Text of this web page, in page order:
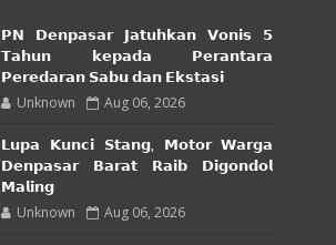
𝗣𝗡 𝗗𝗲𝗻𝗽𝗮𝘀𝗮𝗿 𝗝𝗮𝘁𝘂𝗵𝗸𝗮𝗻 𝗩𝗼𝗻𝗶𝘀 𝟱
𝗧𝗮𝗵𝘂𝗻 𝗸𝗲𝗽𝗮𝗱𝗮 𝗣𝗲𝗿𝗮𝗻𝘁𝗮𝗿𝗮
𝗣𝗲𝗿𝗲𝗱𝗮𝗿𝗮𝗻 𝗦𝗮𝗯𝘂 𝗱𝗮𝗻 𝗘𝗸𝘀𝘁𝗮𝘀𝗶
Unknown Aug 06, 2026
𝗟𝘂𝗽𝗮 𝗞𝘂𝗻𝗰𝗶 𝗦𝘁𝗮𝗻𝗴, 𝗠𝗼𝘁𝗼𝗿 𝗪𝗮𝗿𝗴𝗮
𝗗𝗲𝗻𝗽𝗮𝘀𝗮𝗿 𝗕𝗮𝗿𝗮𝘁 𝗥𝗮𝗶𝗯 𝗗𝗶𝗴𝗼𝗻𝗱𝗼𝗹
𝗠𝗮𝗹𝗶𝗻𝗴
Unknown Aug 06, 2026